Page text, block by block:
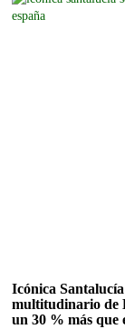
Icónica
multitudinario de
un 30 % más que